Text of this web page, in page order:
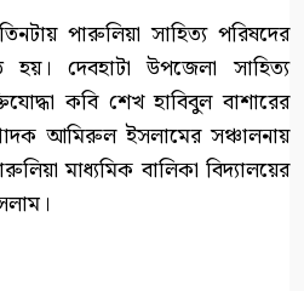
পারুলিয়া সাহিত্য পরিষদের
হয়। দেবহাটা উপজেলা সাহিত্য
কবি শেখ হাবিবুল বাশারের
আমিরুল ইসলামের সঞ্চালনায়
মাধ্যমিক বালিকা বিদ্যালয়ের